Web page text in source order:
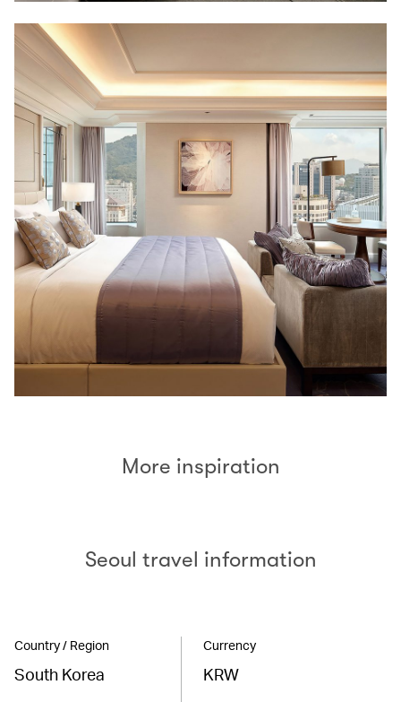
More inspiration
Seoul travel information
Country / Region
South Korea
Currency
KRW